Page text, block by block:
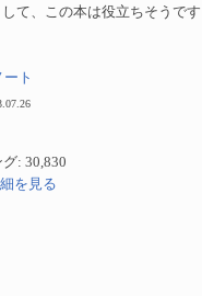
て、この本は役立ちそうで
ト
: 30,830
を見る